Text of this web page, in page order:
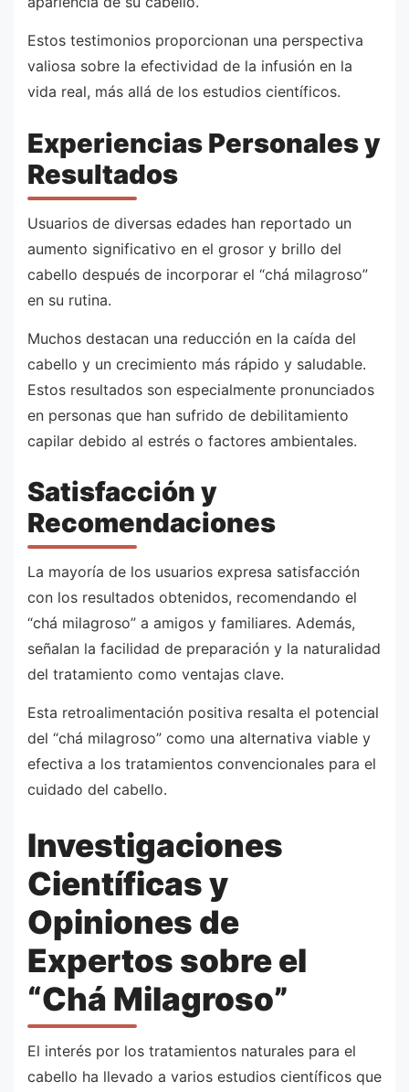
Estos testimonios proporcionan una perspectiva
valiosa sobre la efectividad de la infusión en la
vida real, más allá de los estudios científicos.
Experiencias Personales y
Resultados
Usuarios de diversas edades han reportado un
aumento significativo en el grosor y brillo del
cabello después de incorporar el “chá milagroso”
en su rutina.
Muchos destacan una reducción en la caída del
cabello y un crecimiento más rápido y saludable.
Estos resultados son especialmente pronunciados
en personas que han sufrido de debilitamiento
capilar debido al estrés o factores ambientales.
Satisfacción y
Recomendaciones
La mayoría de los usuarios expresa satisfacción
con los resultados obtenidos, recomendando el
“chá milagroso” a amigos y familiares. Además,
señalan la facilidad de preparación y la naturalidad
del tratamiento como ventajas clave.
Esta retroalimentación positiva resalta el potencial
del “chá milagroso” como una alternativa viable y
efectiva a los tratamientos convencionales para el
cuidado del cabello.
Investigaciones
Científicas y
Opiniones de
Expertos sobre el
“Chá Milagroso”
El interés por los tratamientos naturales para el
cabello ha llevado a varios estudios científicos que